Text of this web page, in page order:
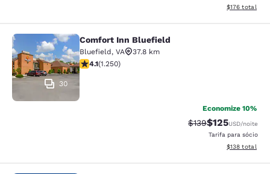
Exibir
$176 total
Comfort Inn Bluefield
30
Comfort Inn Bluefield
Bluefield, VA
37.8 km
classificação 4.08 estrelas. Muito bom. 1250
4.1(1.250)
Economize 10%
Tarifa anterior
$139Tarifa com
$125USD/noite
Tarifa para sócio
Exibir
$138 total